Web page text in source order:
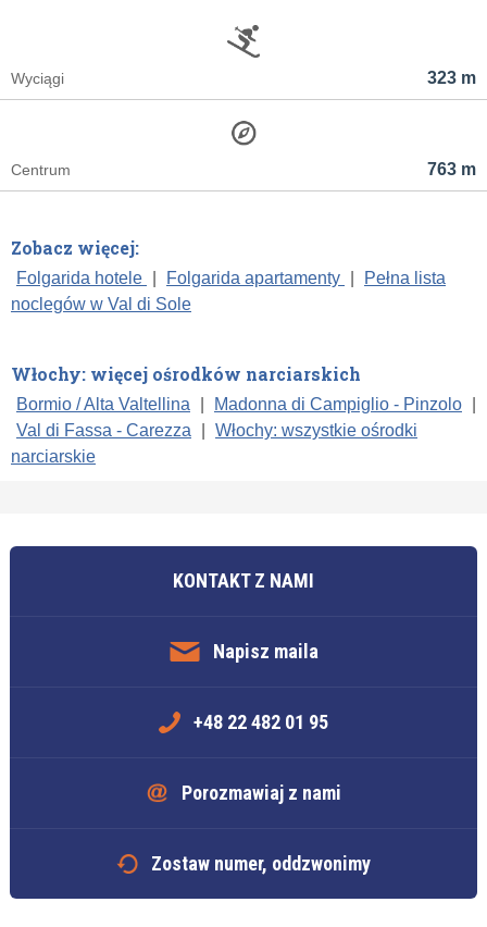
323 m
Wyciągi
763 m
Centrum
Zobacz więcej:
Folgarida hotele Folgarida apartamenty
Pełna lista
noclegów w Val di Sole
Włochy: więcej ośrodków narciarskich
Bormio / Alta Valtellina Madonna di Campiglio - Pinzolo
Val di Fassa - Carezza
Włochy: wszystkie ośrodki
narciarskie
KONTAKT Z NAMI
Napisz maila
+48 22 482 01 95
Porozmawiaj z nami
Zostaw numer, oddzwonimy